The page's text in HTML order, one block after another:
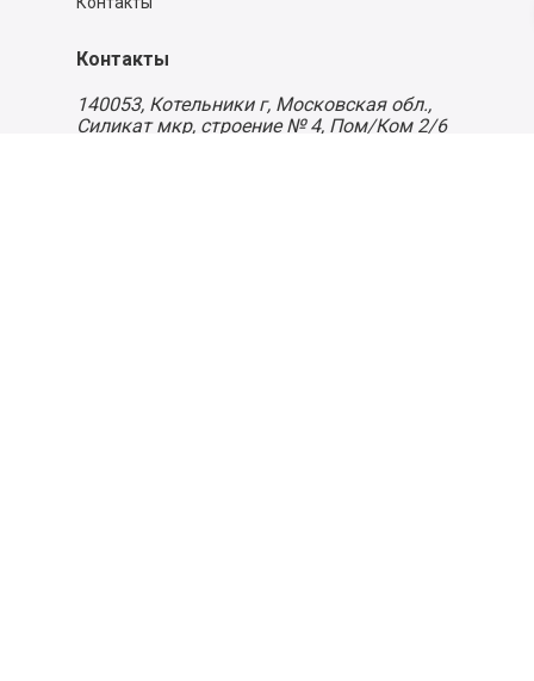
Контакты
140053, Котельники г, Московская обл.,
Силикат мкр, строение № 4, Пом/Ком 2/6